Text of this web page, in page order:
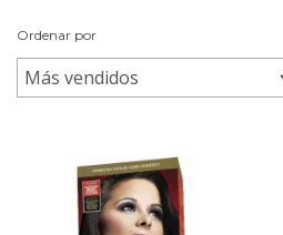
Ordenar por